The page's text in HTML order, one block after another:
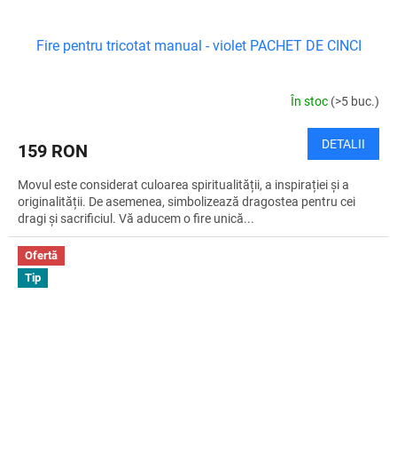
Fire pentru tricotat manual - violet PACHET DE CINCI
În stoc (>5 buc.)
159 RON DETALII
Movul este considerat culoarea spiritualității, a inspirației și a
originalității. De asemenea, simbolizează dragostea pentru cei
dragi și sacrificiul. Vă aducem o fire unică...
Ofertă
Tip